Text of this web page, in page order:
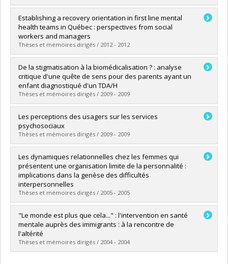
Diplômé(e) :Benisty, Lisa
Cycle : Maîtrise
Diplôme obtenu :M. Sc.
Lien vers le document dans Papyrus
Establishing a recovery orientation in first line mental
health teams in Québec : perspectives from social
workers and managers
Thèses et mémoires dirigés / 2012 - 2012
Diplômé(e) :Khoury, Emmanuelle
Cycle :Maîtrise
Diplôme obtenu :M. Sc.
Lien vers le document dans Papyrus
De la stigmatisation à la biomédicalisation ? : analyse
critique d'une quête de sens pour des parents ayant un
enfant diagnostiqué d'un TDA/H
Thèses et mémoires dirigés / 2009 - 2009
Diplômé(e) :Brice, Dolorès
Cycle :Maîtrise
Diplôme obtenu :M. Sc.
Lien vers le document dans Papyrus
Les perceptions des usagers sur les services
psychosociaux
Thèses et mémoires dirigés / 2009 - 2009
Diplômé(e) :Leitner, Elisabeth
Cycle :Maîtrise
Diplôme obtenu :M. Sc.
Lien vers le document dans Papyrus
Les dynamiques relationnelles chez les femmes qui
présentent une organisation limite de la personnalité :
implications dans la genèse des difficultés
interpersonnelles
Thèses et mémoires dirigés / 2005 - 2005
Diplômé(e) :Côté, Caroline
Cycle :Maîtrise
Diplôme obtenu :
Lien vers le document dans Papyrus
"Le monde est plus que cela..." : l'intervention en santé
mentale auprès des immigrants : à la rencontre de
l'altérité
Thèses et mémoires dirigés / 2004 - 2004